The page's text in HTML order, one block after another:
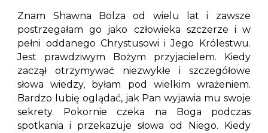
Znam Shawna Bolza od wielu lat i zawsze
postrzegałam go jako człowieka szczerze i w
pełni oddanego Chrystusowi i Jego Królestwu.
Jest prawdziwym Bożym przyjacielem. Kiedy
zaczął otrzymywać niezwykłe i szczegółowe
słowa wiedzy, byłam pod wielkim wrażeniem.
Bardzo lubię oglądać, jak Pan wyjawia mu swoje
sekrety. Pokornie czeka na Boga podczas
spotkania i przekazuje słowa od Niego. Kiedy